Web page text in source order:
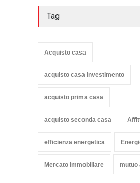
Tag
Acquisto casa
acquisto casa investimento
acquisto prima casa
acquisto seconda casa
efficienza energetica
Mercato Immobiliare mutuo